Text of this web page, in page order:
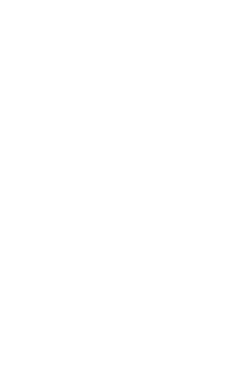
Los vecinos
Oeste tras el
Linternas:
desmontaje,